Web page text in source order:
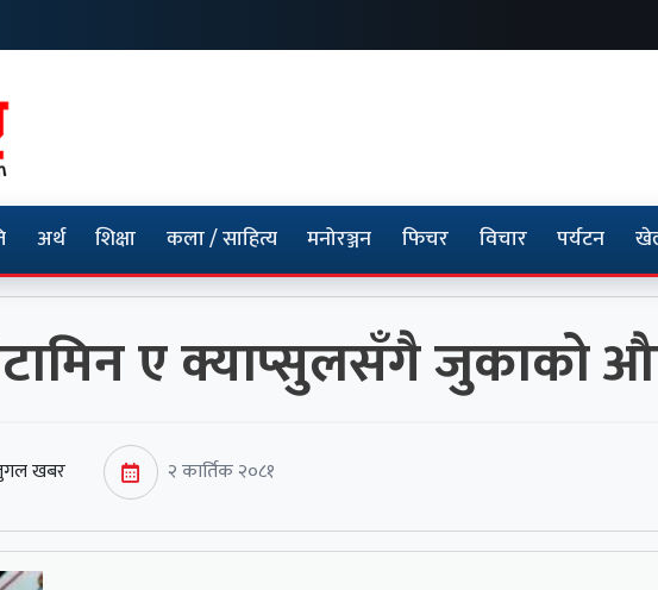
अर्थ शिक्षा कला / साहित्य मनोरञ्जन फिचर विचार पर्यटन
ए क्याप्सुलसँगै जुकाको
खबर २ कार्तिक २०८१